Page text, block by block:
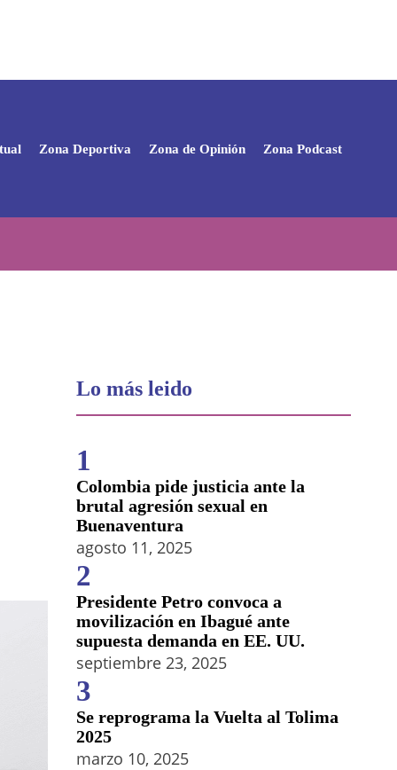
Zona Deportiva Zona de Opinión Zona Podcast
Lo más leido
1
Colombia pide justicia ante la
brutal agresión sexual en
Buenaventura
agosto 11, 2025
2
Presidente Petro convoca a
movilización en Ibagué ante
supuesta demanda en EE. UU.
septiembre 23, 2025
3
Se reprograma la Vuelta al Tolima
2025
marzo 10, 2025